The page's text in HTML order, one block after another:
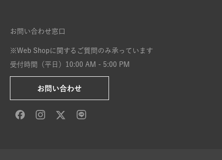
お問い合わせ窓口
※Web Shopに関するご質問のみ承っています
受付時間（平日）10:00 AM - 5:00 PM
お問い合わせ